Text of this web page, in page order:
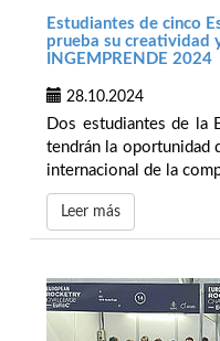
Estudiantes de cinco
prueba su creatividad
INGEMPRENDE 2024
28.10.2024
Dos estudiantes de la
tendrán la oportunidad
internacional de la
Leer más